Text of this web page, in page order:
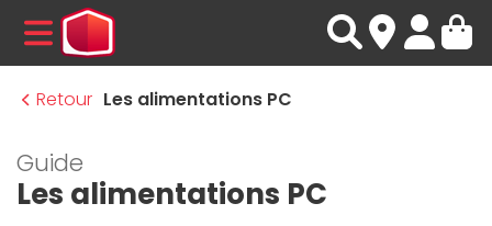
MENU
Retour Les alimentations PC
Guide
Les alimentations PC